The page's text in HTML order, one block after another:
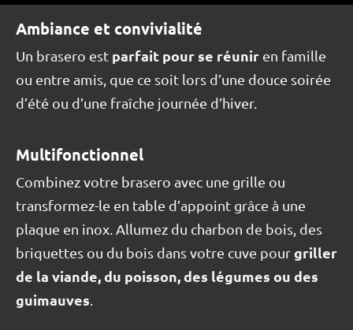
Ambiance et convivialité
Un brasero est parfait pour se réunir en famille
ou entre amis, que ce soit lors d’une douce soirée
d’été ou d’une fraîche journée d’hiver.
Multifonctionnel
Combinez votre brasero avec une grille ou
transformez-le en table d’appoint grâce à une
plaque en inox. Allumez du charbon de bois, des
briquettes ou du bois dans votre cuve pourgriller
de la viande, du poisson, des légumes ou des
guimauves